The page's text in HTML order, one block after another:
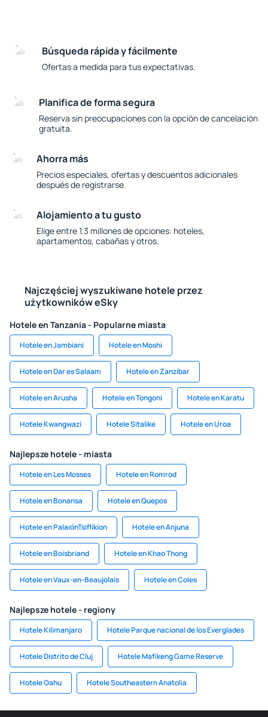
Búsqueda rápida y fácilmente
Ofertas a medida para tus expectativas.
Planifica de forma segura
Reserva sin preocupaciones con la opción de cancelación
gratuita.
Ahorra más
Precios especiales, ofertas y descuentos adicionales
después de registrarse.
Alojamiento a tu gusto
Elige entre 1.3 millones de opciones: hoteles,
apartamentos, cabañas y otros.
Najczęściej wyszukiwane hotele przez
użytkowników eSky
Hotele en Tanzania - Popularne miasta
Hotele en Jambiani Hotele en Moshi
Hotele en Dar es Salaam Hotele en Zanzíbar
Hotele en Arusha Hotele en Tongoni Hotele en Karatu
Hotele Kwangwazi Hotele Sitalike Hotele en Uroa
Najlepsze hotele - miasta
Hotele en Les Mosses Hotele en Romrod
Hotele en Bonansa Hotele en Quepos
Hotele en PalaiónTsiflíkion Hotele en Anjuna
Hotele en Boisbriand Hotele en Khao Thong
Hotele en Vaux-en-Beaujolais Hotele en Coles
Najlepsze hotele - regiony
Hotele Kilimanjaro Hotele Parque nacional de los Everglades
Hotele Distrito de Cluj Hotele Mafikeng Game Reserve
Hotele Oahu Hotele Southeastern Anatolia